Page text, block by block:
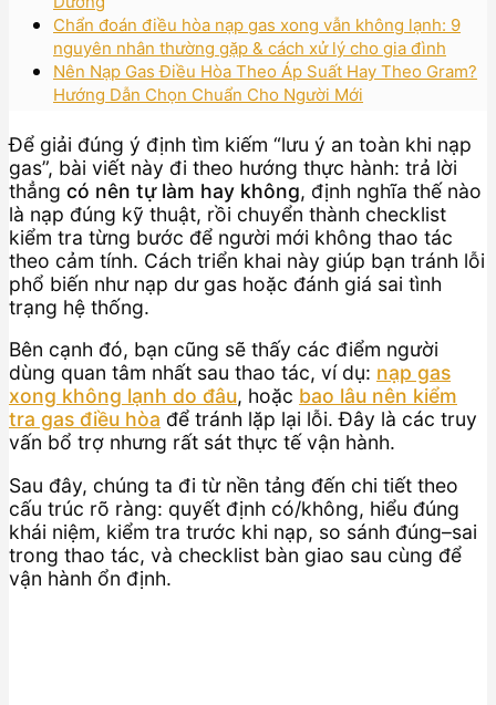
Chẩn đoán điều hòa nạp gas xong vẫn không lạnh: 9
nguyên nhân thường gặp & cách xử lý cho gia đình
Nên Nạp Gas Điều Hòa Theo Áp Suất Hay Theo Gram?
Hướng Dẫn Chọn Chuẩn Cho Người Mới
Để giải đúng ý định tìm kiếm “lưu ý an toàn khi nạp
gas”, bài viết này đi theo hướng thực hành: trả lời
thẳng có nên tự làm hay không, định nghĩa thế nào
là nạp đúng kỹ thuật, rồi chuyển thành checklist
kiểm tra từng bước để người mới không thao tác
theo cảm tính. Cách triển khai này giúp bạn tránh lỗi
phổ biến như nạp dư gas hoặc đánh giá sai tình
trạng hệ thống.
Bên cạnh đó, bạn cũng sẽ thấy các điểm người
dùng quan tâm nhất sau thao tác, ví dụ: nạp gas
xong không lạnh do đâu, hoặc bao lâu nên kiểm
tra gas điều hòa để tránh lặp lại lỗi. Đây là các truy
vấn bổ trợ nhưng rất sát thực tế vận hành.
Sau đây, chúng ta đi từ nền tảng đến chi tiết theo
cấu trúc rõ ràng: quyết định có/không, hiểu đúng
khái niệm, kiểm tra trước khi nạp, so sánh đúng–sai
trong thao tác, và checklist bàn giao sau cùng để
vận hành ổn định.